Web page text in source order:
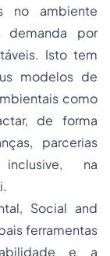
no ambiente
demanda por
Isto tem
modelos de
como
de forma
parcerias
na
Social and
ferramentas
e a